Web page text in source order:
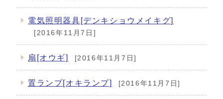
電気照明器具[デンキショウメイキグ]
[2016年11月7日]
扇[オウギ] [2016年11月7日]
置ランプ[オキランプ] [2016年11月7日]